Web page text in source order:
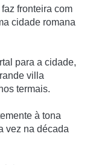
fronteira com
cidade romana
para a cidade,
villa
termais.
à tona
vez na década